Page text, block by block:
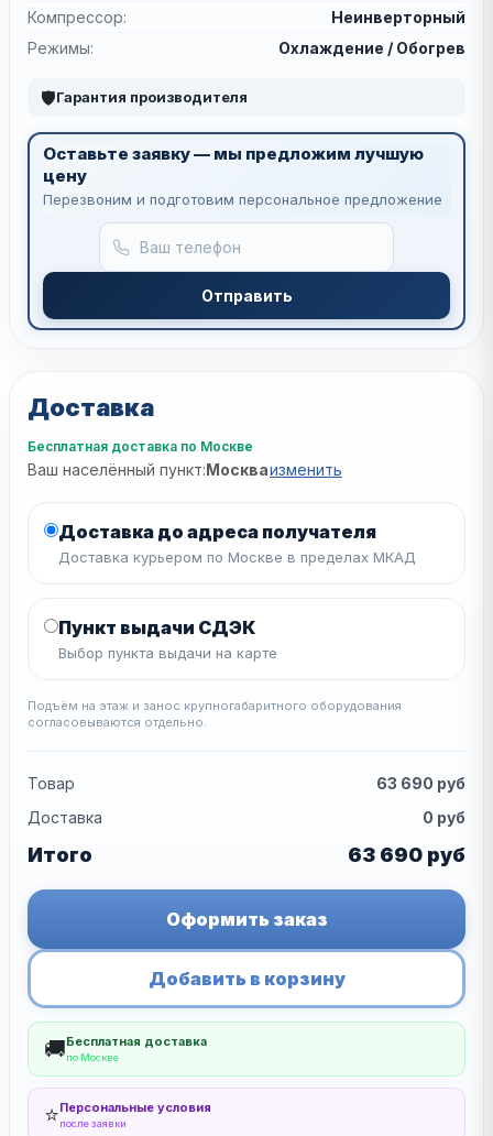
Компрессор:
Неинверторный
Режимы:
Охлаждение / Обогрев
🛡Гарантия производителя
Оставьте заявку — мы предложим лучшую
цену
Перезвоним и подготовим персональное предложение
Отправить
Доставка
Бесплатная доставка по Москве
Ваш населённый пункт:Москваизменить
Доставка до адреса получателя
Доставка курьером по Москве в пределах МКАД
Пункт выдачи СДЭК
Выбор пункта выдачи на карте
Подъём на этаж и занос крупногабаритного оборудования
согласовываются отдельно.
Товар 63 690 руб
Доставка
0 руб
Итого 63 690 руб
Оформить заказ
Добавить в корзину
🚚Бесплатная доставка
по Москве
⭐Персональные условия
после заявки